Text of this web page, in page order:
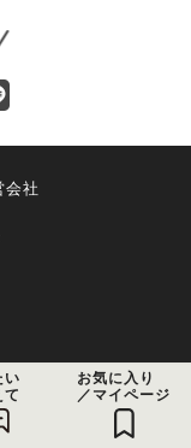
会社
い
て
お気に入り
／マイページ